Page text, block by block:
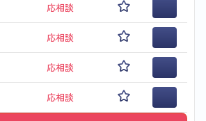
応相談
応相談
応相談
応相談